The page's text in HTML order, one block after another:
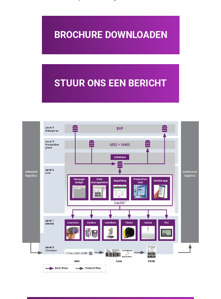
BROCHURE DOWNLOADEN
STUUR ONS EEN BERICHT